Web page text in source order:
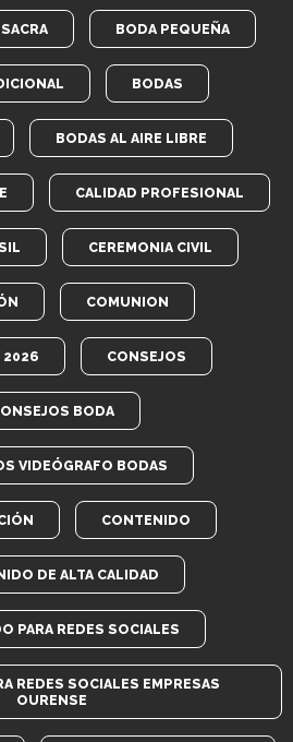
BODA PEQUEÑA
BODAS
BODAS AL AIRE LIBRE
CALIDAD PROFESIONAL
CEREMONIA CIVIL
COMUNION
2026 CONSEJOS
BODA
VIDEÓGRAFO BODAS
CONTENIDO
DE ALTA CALIDAD
PARA REDES SOCIALES
REDES SOCIALES EMPRESAS
OURENSE